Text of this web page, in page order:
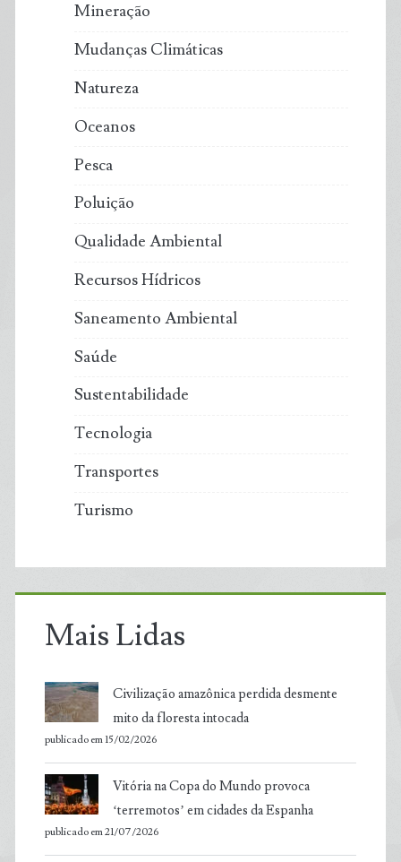
Mineração
Mudanças Climáticas
Natureza
Oceanos
Pesca
Poluição
Qualidade Ambiental
Recursos Hídricos
Saneamento Ambiental
Saúde
Sustentabilidade
Tecnologia
Transportes
Turismo
Mais Lidas
Civilização amazônica perdida desmente
mito da floresta intocada
publicado em 15/02/2026
Vitória na Copa do Mundo provoca
‘terremotos’ em cidades da Espanha
publicado em 21/07/2026